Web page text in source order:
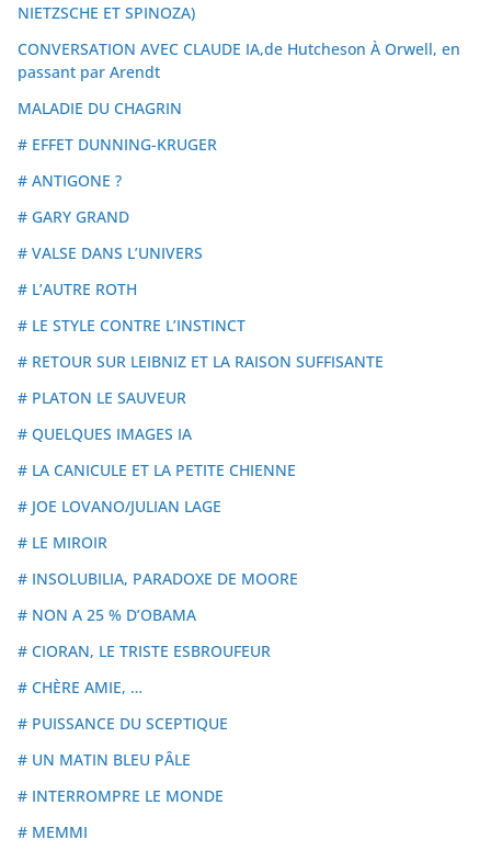
NIETZSCHE ET SPINOZA)
CONVERSATION AVEC CLAUDE IA,de Hutcheson À Orwell, en
passant par Arendt
MALADIE DU CHAGRIN
# EFFET DUNNING-KRUGER
# ANTIGONE ?
# GARY GRAND
# VALSE DANS L’UNIVERS
# L’AUTRE ROTH
# LE STYLE CONTRE L’INSTINCT
# RETOUR SUR LEIBNIZ ET LA RAISON SUFFISANTE
# PLATON LE SAUVEUR
# QUELQUES IMAGES IA
# LA CANICULE ET LA PETITE CHIENNE
# JOE LOVANO/JULIAN LAGE
# LE MIROIR
# INSOLUBILIA, PARADOXE DE MOORE
# NON A 25 % D’OBAMA
# CIORAN, LE TRISTE ESBROUFEUR
# CHÈRE AMIE, …
# PUISSANCE DU SCEPTIQUE
# UN MATIN BLEU PÂLE
# INTERROMPRE LE MONDE
# MEMMI